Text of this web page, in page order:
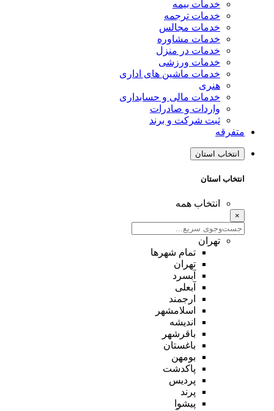
خدمات بیمه
خدمات ترجمه
خدمات مجالس
خدمات مشاوره
خدمات در منزل
خدمات ورزشی
خدمات ماشین های اداری
هنری
خدمات مالی و حسابداری
واردات و صادرات
ثبت شرکت و برند
متفرقه
انتخاب استان
انتخاب استان
انتخاب همه
×
تهران
تمام شهر‌ها
تهران
آبسرد
آبعلی
ارجمند
اسلامشهر
اندیشه
باقرشهر
باغستان
بومهن
پاکدشت
پردیس
پرند
پیشوا